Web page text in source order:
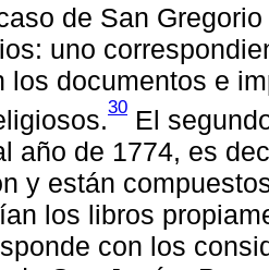
de San
uno
los documentos e
30 El
año de 1774, es
y están
los libros
con los